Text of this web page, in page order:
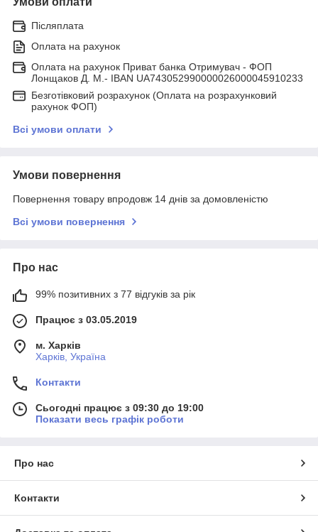
Післяплата
Оплата на рахунок
Оплата на рахунок Приват банка Отримувач - ФОП
Лонщаков Д. М.- IBAN UA743052990000026000045910233
Безготівковий розрахунок (Оплата на розрахунковий
рахунок ФОП)
Всі умови оплати
Умови повернення
Повернення товару впродовж 14 днів за домовленістю
Всі умови повернення
Про нас
99% позитивних з 77 відгуків за рік
Працює з 03.05.2019
м. Харків
Харків, Україна
Контакти
Сьогодні працює з 09:30 до 19:00
Показати весь графік роботи
Про нас
Контакти